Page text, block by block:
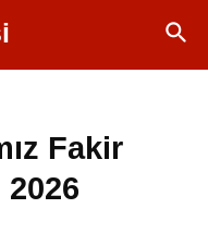
Fakir
2026